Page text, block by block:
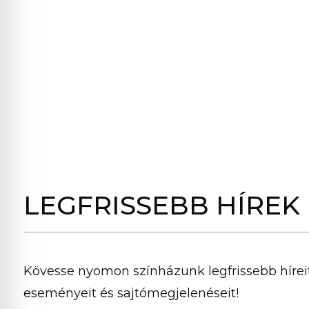
LEGFRISSEBB HÍREK
Kövesse nyomon színházunk legfrissebb
eseményeit és sajtómegjelenéseit!